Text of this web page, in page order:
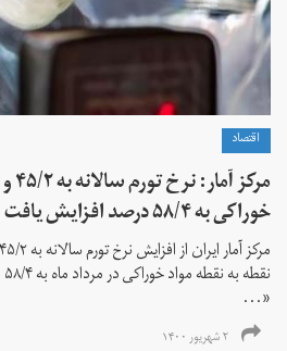
اقتصاد
خوراکی به ۵۸/۴ درصد افزایش یافت
«...
۲ شهریور ۱۴۰۰